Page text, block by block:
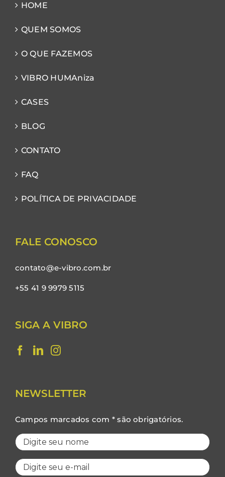
HOME
QUEM SOMOS
O QUE FAZEMOS
VIBRO HUMAniza
CASES
BLOG
CONTATO
FAQ
POLÍTICA DE PRIVACIDADE
FALE CONOSCO
contato@e-vibro.com.br
+55 41 9 9979 5115
SIGA A VIBRO
NEWSLETTER
Campos marcados com * são obrigatórios.